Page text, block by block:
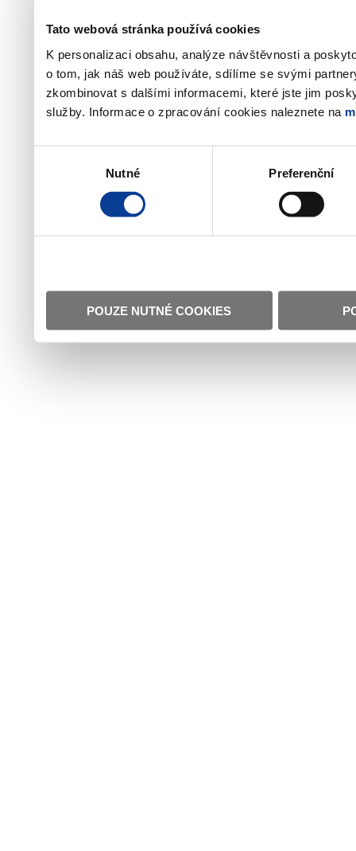
Tato webová stránka používá cookies
K personalizaci obsahu, analýze návštěvnosti a
o tom, jak náš web používáte, sdílíme se svými
zkombinovat s dalšími informacemi, které jste jim
služby. Informace o zpracování cookies naleznete na
Nutné Preferenční
POUZE NUTNÉ COOKIES